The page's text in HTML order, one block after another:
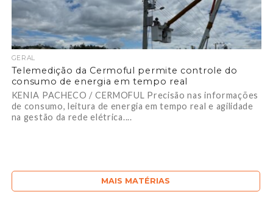
GERAL
Telemedição da Cermoful permite controle do
consumo de energia em tempo real
KENIA PACHECO / CERMOFUL Precisão nas informações
de consumo, leitura de energia em tempo real e agilidade
na gestão da rede elétrica....
MAIS MATÉRIAS